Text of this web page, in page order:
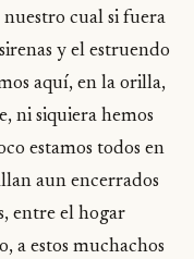
cual si fuera
y el estruendo
aquí, en la orilla,
ni siquiera hemos
estamos todos en
aun encerrados
entre el hogar
a estos muchachos